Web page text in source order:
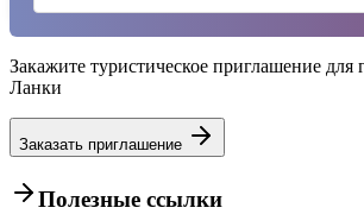
Закажите туристическое приглашение
Ланки
Заказать приглашение
Полезные ссылки